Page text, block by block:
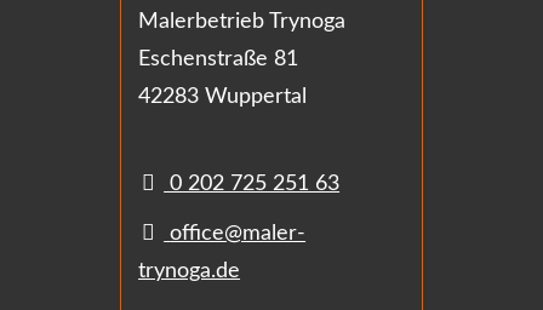
Malerbetrieb Trynoga
Eschenstraße 81
42283 Wuppertal
0 202 725 251 63
office@maler-
trynoga.de